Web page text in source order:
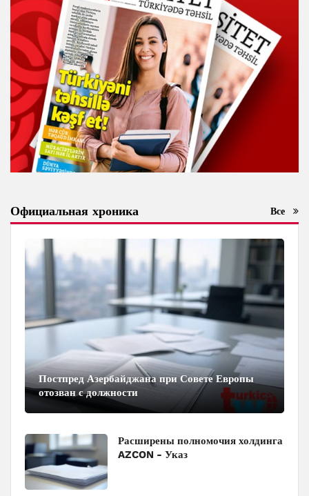
Официальная хроника Все
Постпред Азербайджана при Совете Европы
отозван с должности
Расширены полномочия холдинга
AZCON - Указ